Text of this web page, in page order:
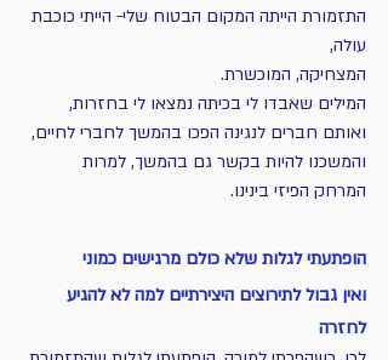
התזמורת הייתה המקום הבטוח שלי- הייתי כוכבת
עולה,
המצחיקה, המוכשרת.
המילים שאבדו לי בכיתה נמצאו לי בחזרות,
ואותם חברים לנגינה הפכו בהמשך לחברי לחיים,
והמשכנו להיות בקשר גם בהמשך, למרות
המרחק הפיזי בינינו.
הופתעתי לגלות שלא כולם מרגישים כמוני
ואין גבול לתירוצים היצירתיים למה לא להגיע
לחזרה